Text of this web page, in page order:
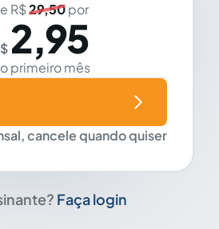
R$29,50por
2,95
primeiro mês
cancele quando quiser
Faça login